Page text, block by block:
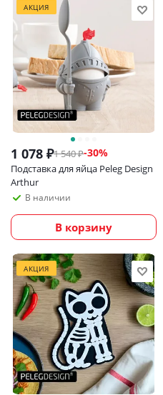
АКЦИЯ
1 078 ₽1 540₽-30%
Подставка для яйца Peleg Design
Arthur
В наличии
В корзину
АКЦИЯ